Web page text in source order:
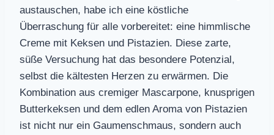
austauschen, habe ich eine köstliche
Überraschung für alle vorbereitet: eine himmlische
Creme mit Keksen und Pistazien. Diese zarte,
süße Versuchung hat das besondere Potenzial,
selbst die kältesten Herzen zu erwärmen. Die
Kombination aus cremiger Mascarpone, knusprigen
Butterkeksen und dem edlen Aroma von Pistazien
ist nicht nur ein Gaumenschmaus, sondern auch